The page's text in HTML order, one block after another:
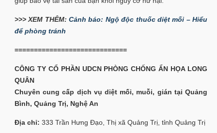
>>> XEM THÊM:Cảnh báo: Ngộ độc thuốc diệt mối – Hiểu
để phòng tránh
=============================
CÔNG TY CỔ PHẦN UDCN PHÒNG CHỐNG ẨN HỌA LONG
QUÂN
Chuyên cung cấp dịch vụ diệt mối, muỗi, gián tại Quảng
Bình, Quảng Trị, Nghệ An
Địa chỉ: 333 Trần Hưng Đạo, Thị xã Quảng Trị, tỉnh Quảng Trị